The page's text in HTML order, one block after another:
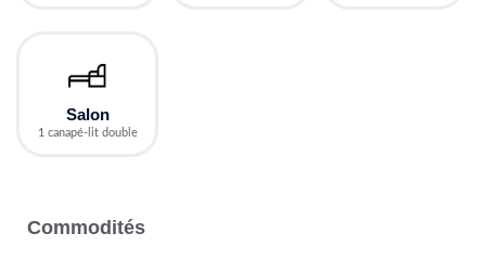
Salon
1 canapé-lit double
Commodités